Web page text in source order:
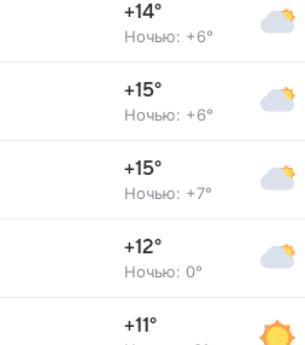
+14°
Ночью: +6°
+15°
Ночью: +6°
+15°
Ночью: +7°
+12°
Ночью: 0°
+11°